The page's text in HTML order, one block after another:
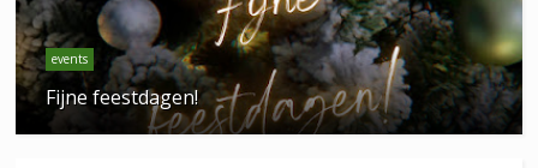
events
Fijne feestdagen!